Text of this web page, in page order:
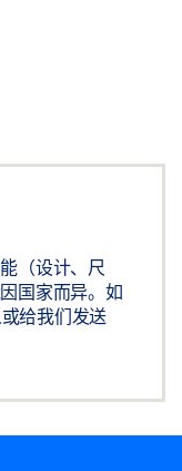
（设计、尺
国家而异。如
给我们发送